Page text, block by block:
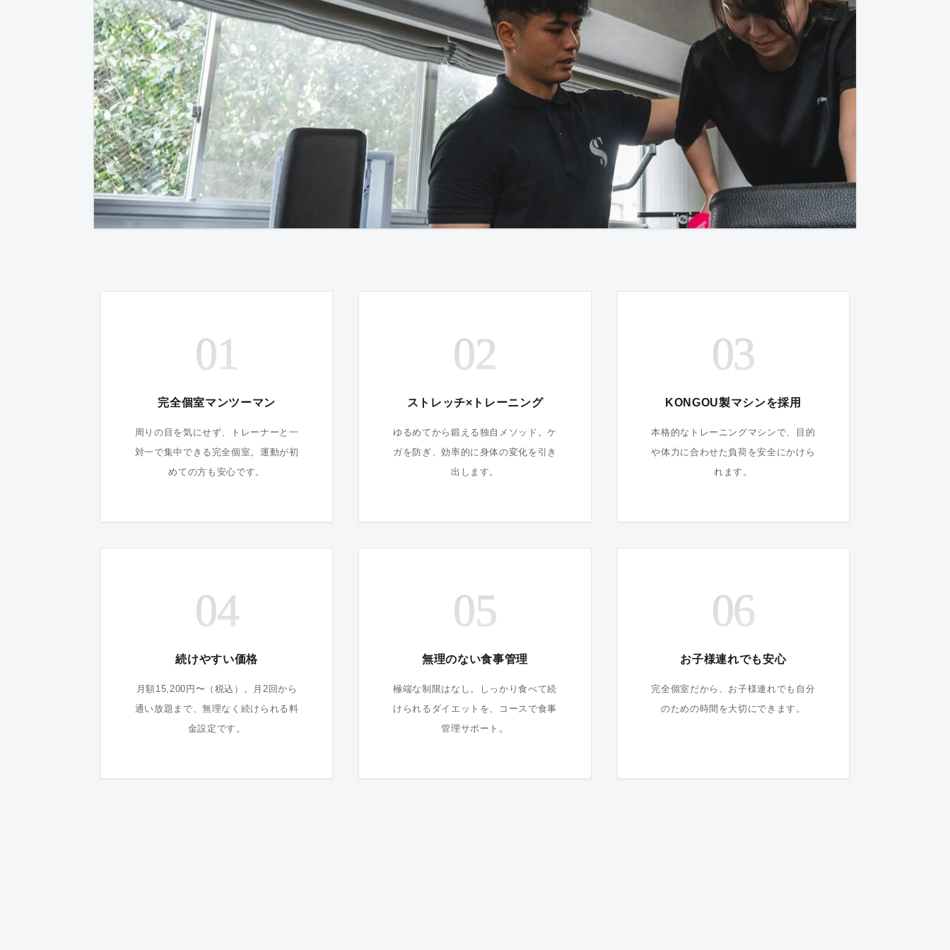
01
完全個室マンツーマン
周りの目を気にせず、トレーナーと一
対一で集中できる完全個室。運動が初
めての方も安心です。
02
ストレッチ×トレーニング
ゆるめてから鍛える独自メソッド。ケ
ガを防ぎ、効率的に身体の変化を引き
出します。
03
KONGOU製マシンを採用
本格的なトレーニングマシンで、目的
や体力に合わせた負荷を安全にかけら
れます。
04
続けやすい価格
月額15,200円〜（税込）。月2回から
通い放題まで、無理なく続けられる料
金設定です。
05
無理のない食事管理
極端な制限はなし。しっかり食べて続
けられるダイエットを、コースで食事
管理サポート。
06
お子様連れでも安心
完全個室だから、お子様連れでも自分
のための時間を大切にできます。